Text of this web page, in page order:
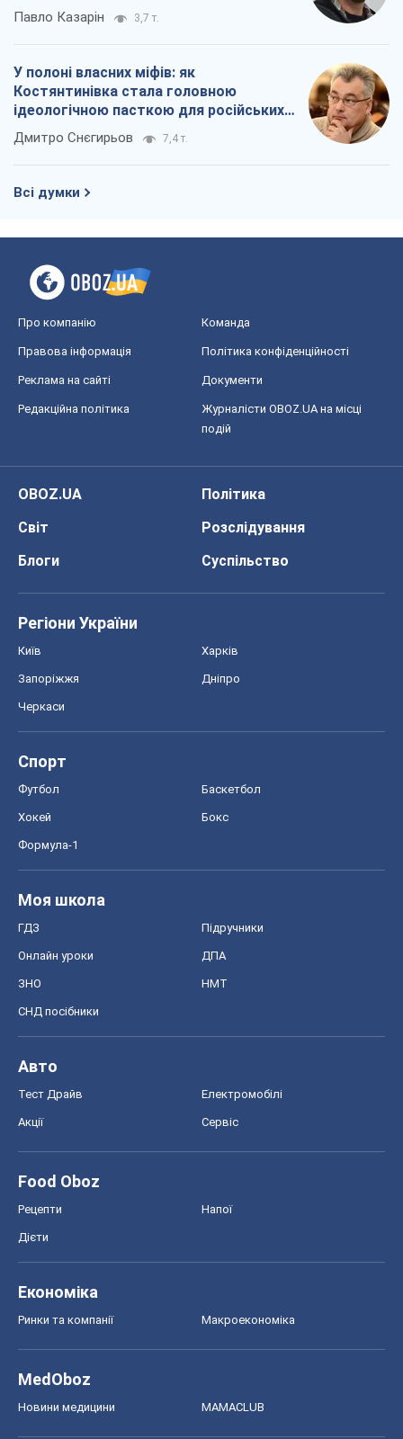
Павло Казарін 3,7 т.
У полоні власних міфів: як
Костянтинівка стала головною
ідеологічною пасткою для російських
окупантів
Дмитро Снєгирьов 7,4 т.
Всі думки
Про компанію Команда
Правова інформація Політика конфіденційності
Реклама на сайті Документи
Редакційна політика
Журналісти OBOZ.UA на місці
подій
OBOZ.UA
Політика
Світ
Розслідування
Блоги
Суспільство
Регіони України
Київ Харків
Запоріжжя Дніпро
Черкаси
Спорт
Футбол Баскетбол
Хокей Бокс
Формула-1
Моя школа
ГДЗ Підручники
Онлайн уроки ДПА
ЗНО НМТ
СНД посібники
Авто
Тест Драйв Електромобілі
Акції Сервіс
Food Oboz
Рецепти Напої
Дієти
Економіка
Ринки та компанії Макроекономіка
MedOboz
Новини медицини MAMACLUB